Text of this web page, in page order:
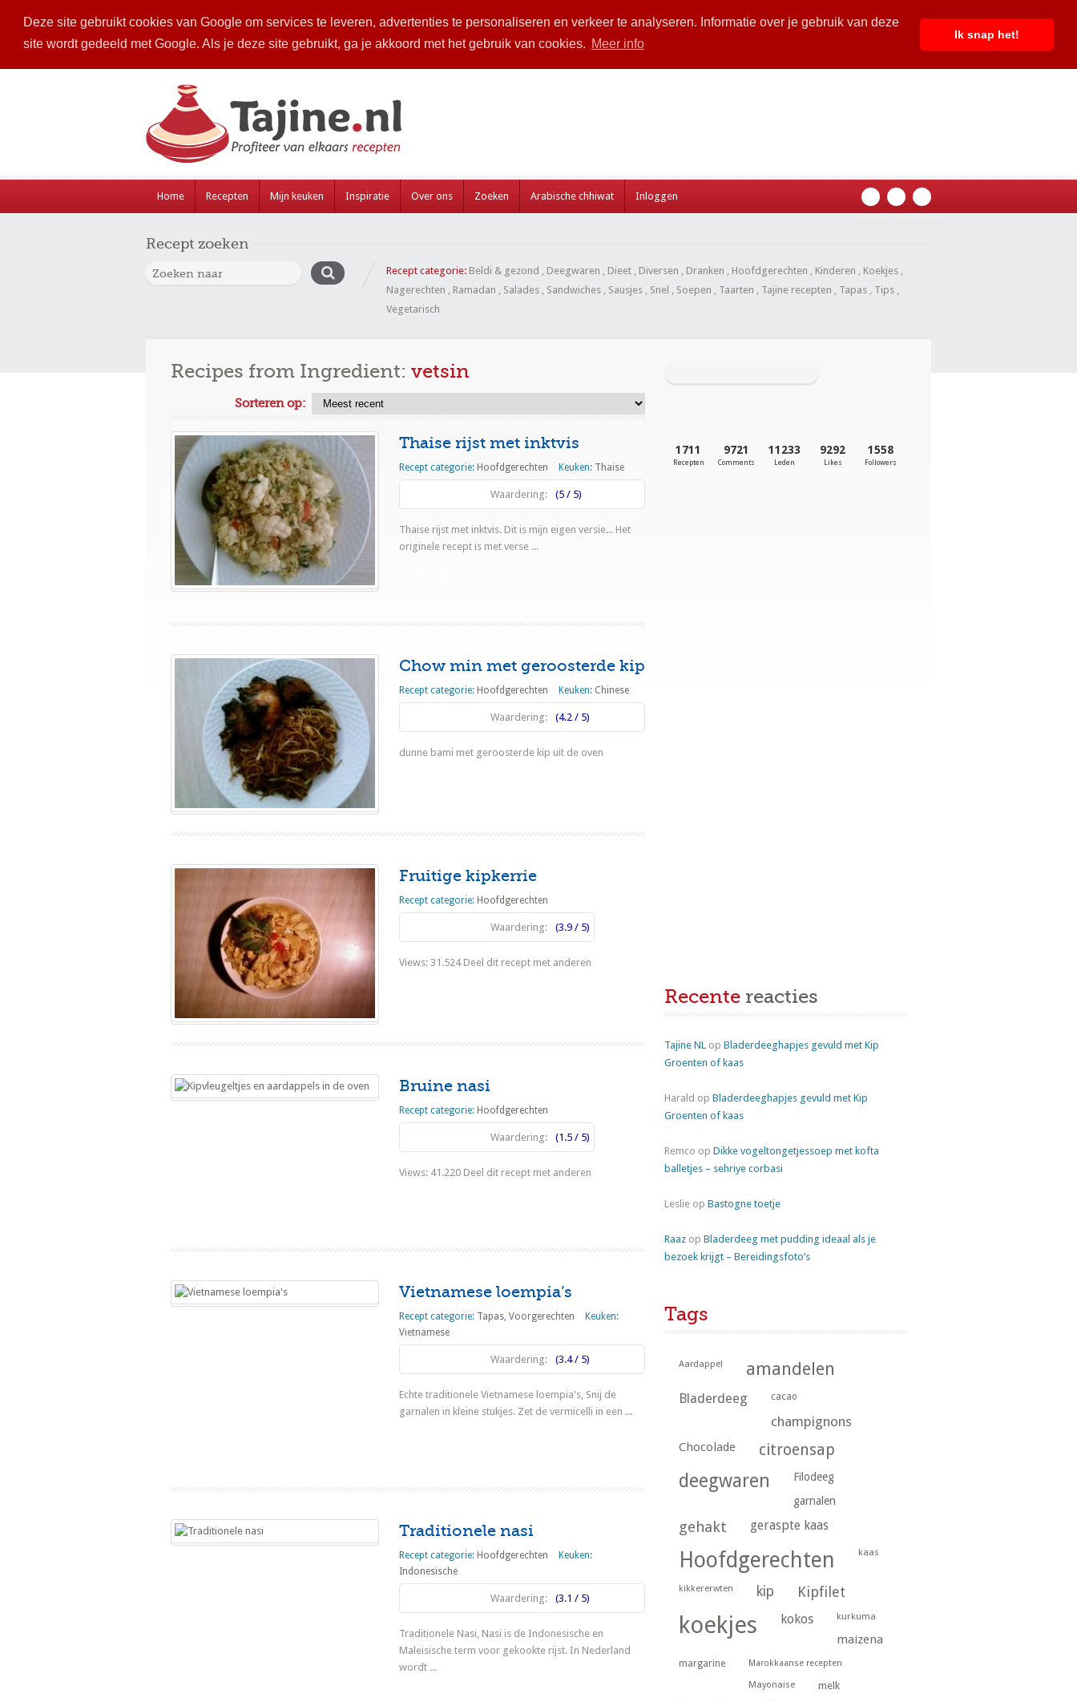
Deze site gebruikt cookies van Google om services te leveren, advertenties te personaliseren en verkeer te analyseren. Informatie over je gebruik van deze
site wordt gedeeld met Google. Als je deze site gebruikt, ga je akkoord met het gebruik van cookies. Meer info
Ik snap het!
Home Recepten Mijn keuken Inspiratie Over ons Zoeken Arabische chhiwat Inloggen
Recept zoeken
Recept categorie: Beldi & gezond , Deegwaren , Dieet , Diversen , Dranken , Hoofdgerechten , Kinderen , Koekjes ,
Nagerechten , Ramadan , Salades , Sandwiches , Sausjes , Snel , Soepen , Taarten , Tajine recepten , Tapas , Tips ,
Vegetarisch
Recipes from Ingredient: vetsin
Sorteren op:
Thaise rijst met inktvis
Recept categorie: Hoofdgerechten Keuken: Thaise
Waardering: (5 / 5)
Thaise rijst met inktvis. Dit is mijn eigen versie... Het
originele recept is met verse ...
Chow min met geroosterde kip
Recept categorie: Hoofdgerechten Keuken: Chinese
Waardering: (4.2 / 5)
dunne bami met geroosterde kip uit de oven
Fruitige kipkerrie
Recept categorie: Hoofdgerechten
Waardering: (3.9 / 5)
Views: 31.524 Deel dit recept met anderen
Bruine nasi
Recept categorie: Hoofdgerechten
Waardering: (1.5 / 5)
Views: 41.220 Deel dit recept met anderen
Vietnamese loempia’s
Recept categorie: Tapas, Voorgerechten
Keuken:
Vietnamese
Waardering: (3.4 / 5)
Echte traditionele Vietnamese loempia's, Snij de
garnalen in kleine stukjes. Zet de vermicelli in een ...
Traditionele nasi
Recept categorie: Hoofdgerechten
Keuken:
Indonesische
Waardering: (3.1 / 5)
Traditionele Nasi, Nasi is de Indonesische en
Maleisische term voor gekookte rijst. In Nederland
wordt ...
1711
Recepten
9721
Comments
11233
Leden
9292
Likes
1558
Followers
Recente reacties
Tajine NL op Bladerdeeghapjes gevuld met Kip
Groenten of kaas
Harald op Bladerdeeghapjes gevuld met Kip
Groenten of kaas
Remco op Dikke vogeltongetjessoep met kofta
balletjes – sehriye corbasi
Leslie op Bastogne toetje
Raaz op Bladerdeeg met pudding ideaal als je
bezoek krijgt – Bereidingsfoto’s
Tags
Aardappel amandelen
Bladerdeeg cacao
champignons
Chocolade citroensap
deegwaren
Filodeeg
garnalen
gehakt geraspte kaas
Hoofdgerechten kaas
kikkererwten kip Kipfilet
koekjes kokos kurkuma
maizena
margarine Marokkaanse recepten
Mayonaise
melk